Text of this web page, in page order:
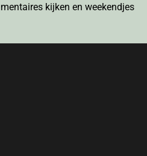
kijken en weekendjes